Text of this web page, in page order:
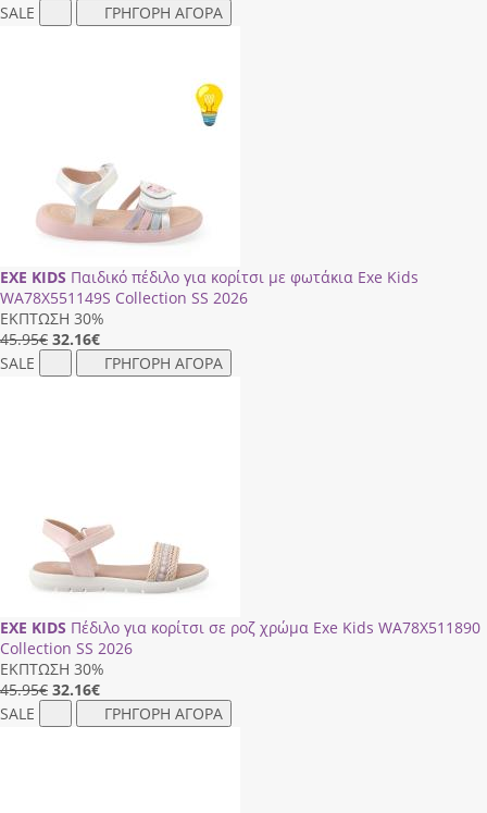
SALE
ΓΡΗΓΟΡΗ ΑΓΟΡΑ
EXE KIDS Παιδικό πέδιλο για κορίτσι με φωτάκια Exe Kids
WΑ78Χ551149S Collection SS 2026
ΕΚΠΤΩΣΗ 30%
45.95€ 32.16€
SALE
ΓΡΗΓΟΡΗ ΑΓΟΡΑ
EXE KIDS Πέδιλο για κορίτσι σε ροζ χρώμα Exe Kids WA78X511890
Collection SS 2026
ΕΚΠΤΩΣΗ 30%
45.95€ 32.16€
SALE
ΓΡΗΓΟΡΗ ΑΓΟΡΑ